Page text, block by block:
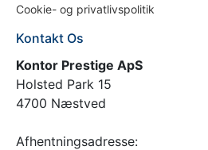
Cookie- og privatlivspolitik
Kontakt Os
Kontor Prestige ApS
Holsted Park 15
4700 Næstved
Afhentningsadresse: